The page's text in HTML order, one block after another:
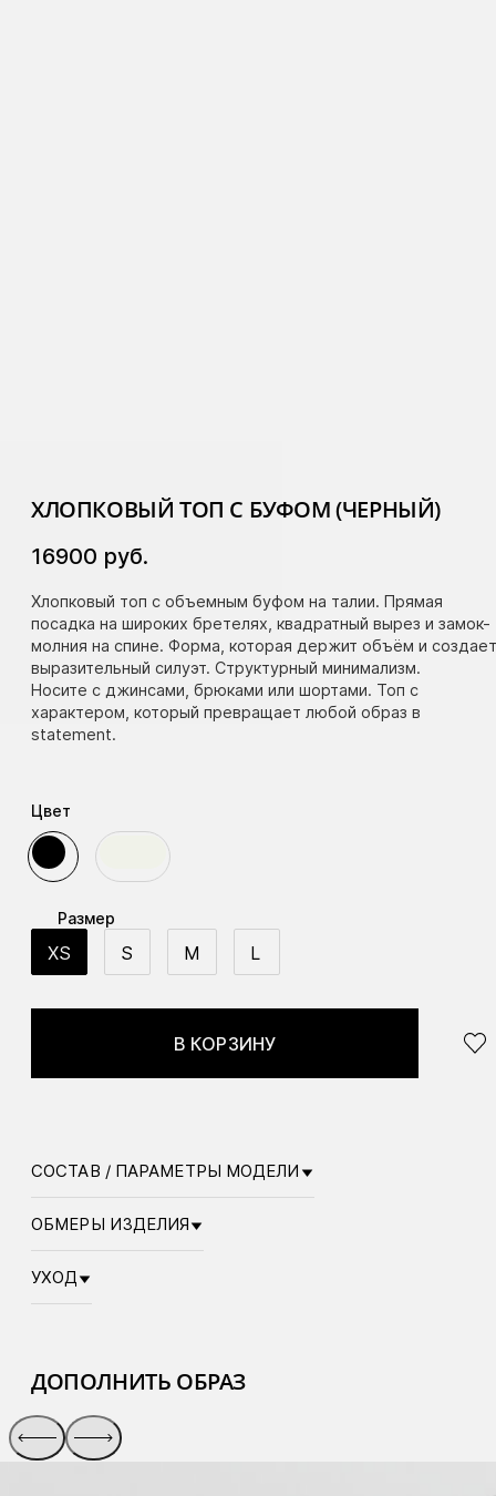
ХЛОПКОВЫЙ ТОП С БУФОМ (ЧЕРНЫЙ)
16900 руб.
Хлопковый топ с объемным буфом на талии. Прямая
посадка на широких бретелях, квадратный вырез и замок-
молния на спине. Форма, которая держит объём и создает
выразительный силуэт. Структурный минимализм.
Носите с джинсами, брюками или шортами. Топ с
характером, который превращает любой образ в
statement.
Цвет
Размер
XS S M L
В КОРЗИНУ
СОСТАВ / ПАРАМЕТРЫ МОДЕЛИ
ОБМЕРЫ ИЗДЕЛИЯ
УХОД
ДОПОЛНИТЬ ОБРАЗ